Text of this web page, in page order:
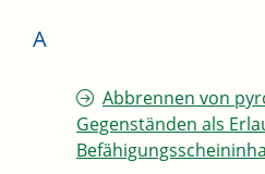
A
Abbrennen von
Gegenständen als